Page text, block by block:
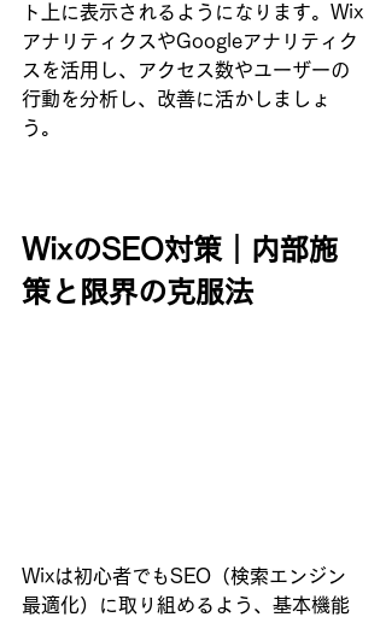
ト上に表示されるようになります。Wix
アナリティクスやGoogleアナリティク
スを活用し、アクセス数やユーザーの
行動を分析し、改善に活かしましょ
う。
WixのSEO対策｜内部施
策と限界の克服法
Wixは初心者でもSEO（検索エンジン
最適化）に取り組めるよう、基本機能